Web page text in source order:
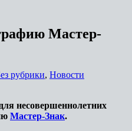
Мастер-
рубрики, Новости
несовершеннолетних
Мастер-Знак.